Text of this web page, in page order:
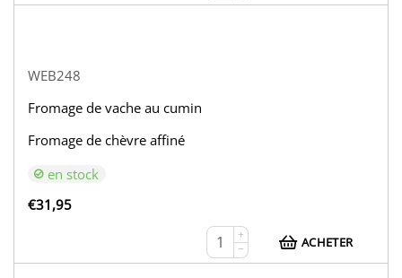
WEB248
Fromage de vache au cumin
Fromage de chèvre affiné
en stock
€31,95
+
−
ACHETER